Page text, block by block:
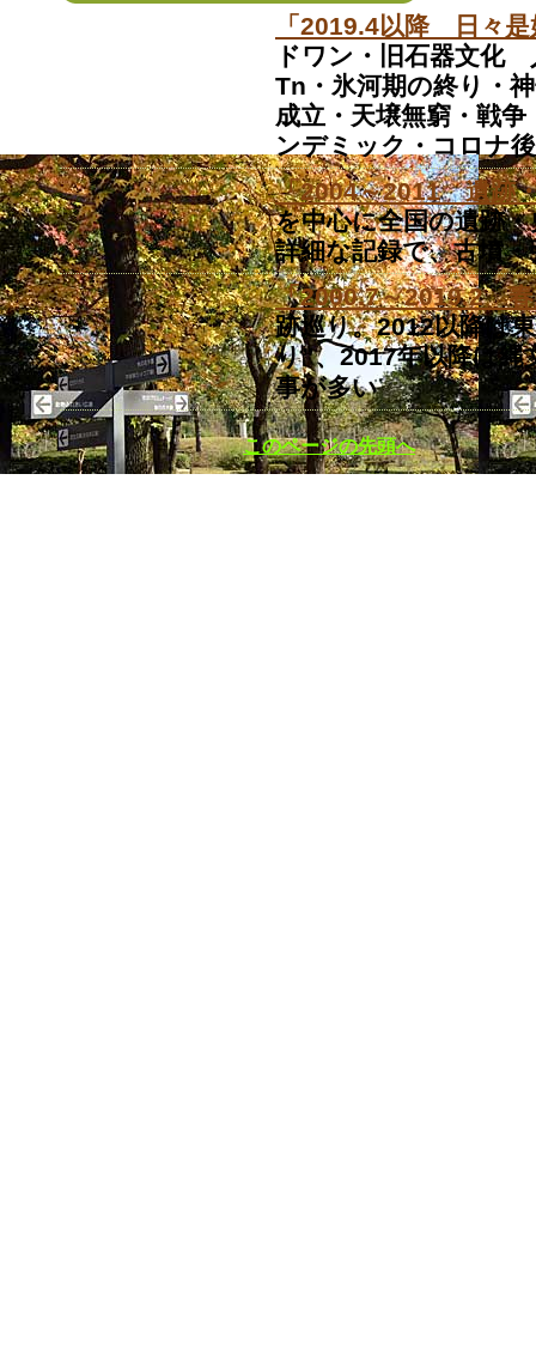
「2019.4以降 日々
ドワン・旧石器文化
Tn・氷河期の終り・
成立・天壌無窮・戦
ンデミック・コロナ
「2004～2011 遺跡
を中心に全国の遺跡
詳細な記録で、古墳
「2000.7～2019.2 春
跡巡り。2012以降は
り”、2017年以降は縄
事が多い
このページの先頭へ